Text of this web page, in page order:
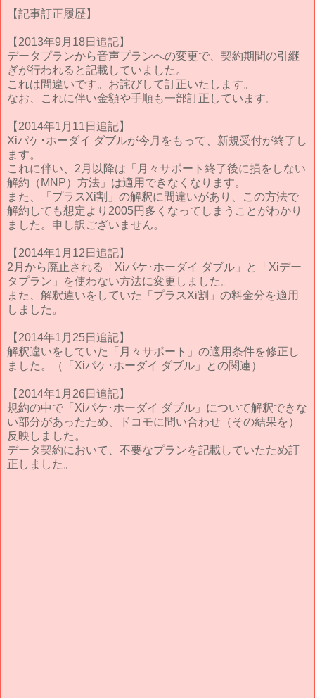
【記事訂正履歴】
【2013年9月18日追記】
データプランから音声プランへの変更で、契約期間の引継
ぎが行われると記載していました。
これは間違いです。お詫びして訂正いたします。
なお、これに伴い金額や手順も一部訂正しています。
【2014年1月11日追記】
Xiパケ･ホーダイ ダブルが今月をもって、新規受付が終了し
ます。
これに伴い、2月以降は「月々サポート終了後に損をしない
解約（MNP）方法」は適用できなくなります。
また、「プラスXi割」の解釈に間違いがあり、この方法で
解約しても想定より2005円多くなってしまうことがわかり
ました。申し訳ございません。
【2014年1月12日追記】
2月から廃止される「Xiパケ･ホーダイ ダブル」と「Xiデー
タプラン」を使わない方法に変更しました。
また、解釈違いをしていた「プラスXi割」の料金分を適用
しました。
【2014年1月25日追記】
解釈違いをしていた「月々サポート」の適用条件を修正し
ました。（「Xiパケ･ホーダイ ダブル」との関連）
【2014年1月26日追記】
規約の中で「Xiパケ･ホーダイ ダブル」について解釈できな
い部分があったため、ドコモに問い合わせ（その結果を）
反映しました。
データ契約において、不要なプランを記載していたため訂
正しました。